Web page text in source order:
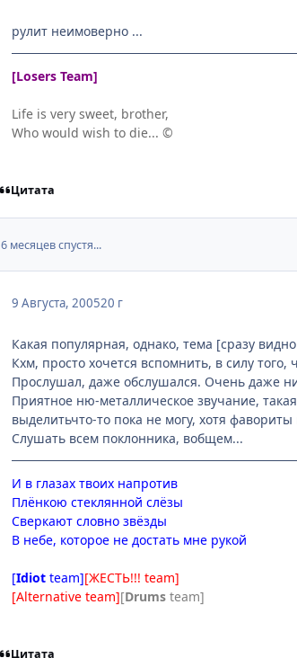
рулит неимоверно ...
[Losers Team]
Life is very sweet, brother,
Who would wish to die... ©
Цитата
6 месяцев спустя...
9 Августа, 200520 г
Какая популярная, однако, тема [сразу
Кхм, просто хочется вспомнить, в силу
Прослушал, даже обслушался. Очень даже
Приятное ню-металлическое звучание,
выделитьчто-то пока не могу, хотя
Слушать всем поклонника, вобщем...
И в глазах твоих напротив
Плёнкою стеклянной слёзы
Сверкают словно звёзды
В небе, которое не достать мне рукой
[Idiot team][ЖЕСТЬ!!! team]
[Alternative team][Drums team]
Цитата